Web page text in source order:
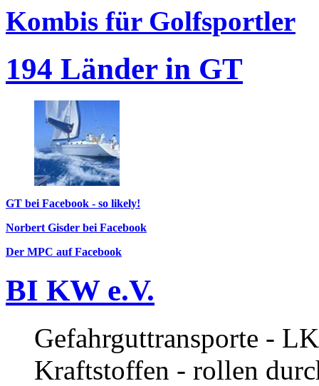
Kombis für Golfsportler
194 Länder in GT
GT bei Facebook - so likely!
Norbert Gisder bei Facebook
Der MPC auf Facebook
BI KW e.V.
Gefahrguttransporte -
Kraftstoffen - rollen